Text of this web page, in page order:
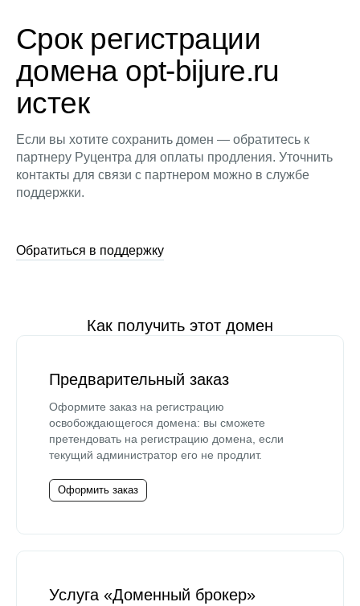
Срок регистрации
домена opt-bijure.ru
истек
Если вы хотите сохранить домен — обратитесь к
партнеру Руцентра для оплаты продления. Уточнить
контакты для связи с партнером можно в службе
поддержки.
Обратиться в поддержку
Как получить этот домен
Предварительный заказ
Оформите заказ на регистрацию
освобождающегося домена: вы сможете
претендовать на регистрацию домена, если
текущий администратор его не продлит.
Оформить заказ
Услуга «Доменный брокер»